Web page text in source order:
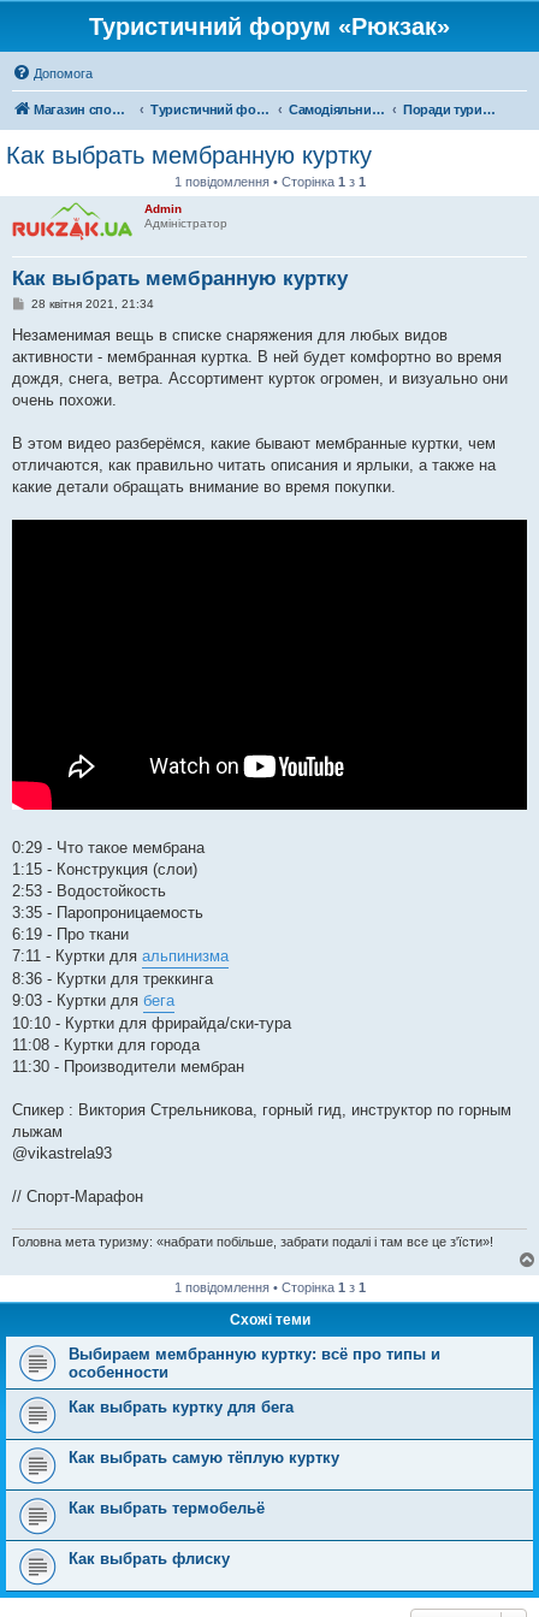
Туристичний форум «Рюкзак»
Допомога
Магазин спорядження Туристичний форум «Рюкзак» Самодіяльний туризм Поради туристам
Как выбрать мембранную куртку
1 повідомлення • Сторінка 1 з 1
Admin
Адміністратор
Как выбрать мембранную куртку
П
в
д
о
л
н
я
28 квітня 2021, 21:34
Незаменимая вещь в списке снаряжения для любых видов
активности - мембранная куртка. В ней будет комфортно во время
дождя, снега, ветра. Ассортимент курток огромен, и визуально они
очень похожи.
В этом видео разберёмся, какие бывают мембранные куртки, чем
отличаются, как правильно читать описания и ярлыки, а также на
какие детали обращать внимание во время покупки.
0:29​ - Что такое мембрана
1:15​ - Конструкция (слои)
2:53​ - Водостойкость
3:35​ - Паропроницаемость
6:19​ - Про ткани
7:11​ - Куртки для альпинизма
8:36​ - Куртки для треккинга
9:03​ - Куртки для бега
10:10​ - Куртки для фрирайда/ски-тура
11:08​ - Куртки для города
11:30​ - Производители мембран
Спикер : Виктория Стрельникова, горный гид, инструктор по горным
лыжам
@vikastrela93
// Спорт-Марафон
Головна мета туризму: «набрати побільше, забрати подалі і там все це з'їсти»!
1 повідомлення • Сторінка 1 з 1
Схожі теми
Выбираем мембранную куртку: всё про типы и
особенности
Как выбрать куртку для бега
Как выбрать самую тёплую куртку
Как выбрать термобельё
Как выбрать флиску